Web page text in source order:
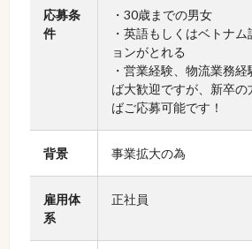
応募条
件
・30歳までの男女
・英語もしくはベトナ
ョンがとれる
・営業経験、物流業務
ば大歓迎ですが、新卒
ばご応募可能です！
背景 事業拡大の為
雇用体
系
正社員